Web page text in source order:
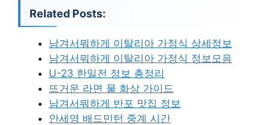
Related Posts:
남겨서뭐하게 이탈리아 가정식 상세정보
남겨서뭐하게 이탈리아 가정식 정보모음
U-23 한일전 정보 총정리
뜨거운 라면 물 화상 가이드
남겨서뭐하게 반포 맛집 정보
안세영 배드민턴 중계 시간